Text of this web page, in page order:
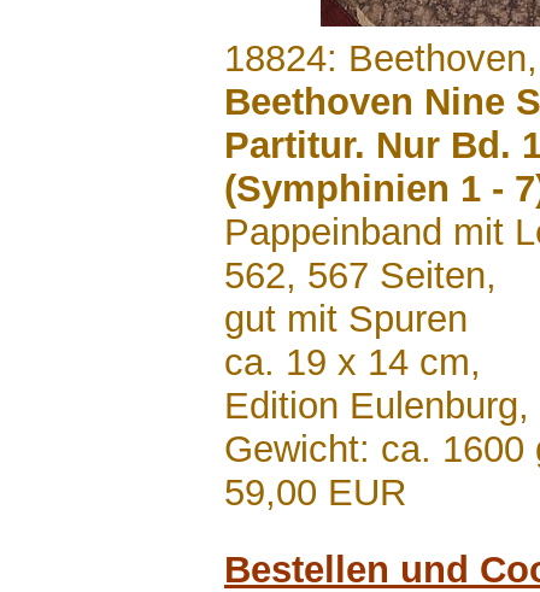
18824:
Beethoven Nine
Partitur. Nur Bd.
(Symphinien 1 -
Pappeinband mit
562, 567 Seiten,
gut mit Spuren
ca. 19 x 14 cm,
Edition
Gewicht: ca. 1600
59,00 EUR
Bestellen und